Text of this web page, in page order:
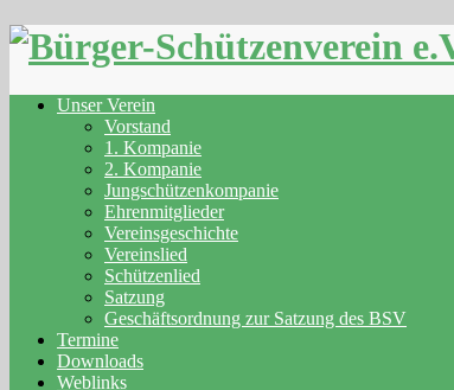
Skip
Unser Verein
Vorstand
1. Kompanie
2. Kompanie
Jungschützenkompanie
Ehrenmitglieder
Vereinsgeschichte
Vereinslied
Schützenlied
Satzung
Geschäftsordnung zur Satzung des BSV
Termine
Downloads
Weblinks